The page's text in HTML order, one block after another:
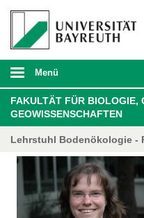
Menü
FAKULTÄT FÜR BIOLOGIE,
GEOWISSENSCHAFTEN
Lehrstuhl Bodenökologie -